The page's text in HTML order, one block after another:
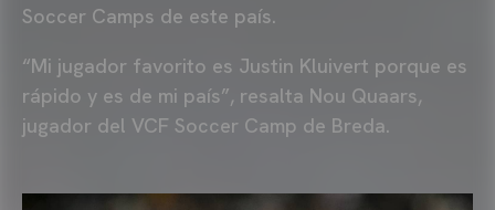
Soccer Camps de este país.
“Mi jugador favorito es Justin Kluivert porque es
rápido y es de mi país”, resalta Nou Quaars,
jugador del VCF Soccer Camp de Breda.